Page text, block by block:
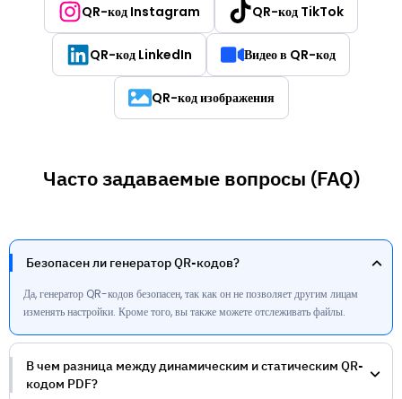
QR-код Instagram QR-код TikTok
QR-код LinkedIn Видео в QR-код
QR-код изображения
Часто задаваемые вопросы (FAQ)
Безопасен ли генератор QR-кодов?
Да, генератор QR-кодов безопасен, так как он не позволяет другим лицам
изменять настройки. Кроме того, вы также можете отслеживать файлы.
В чем разница между динамическим и статическим QR-
кодом PDF?